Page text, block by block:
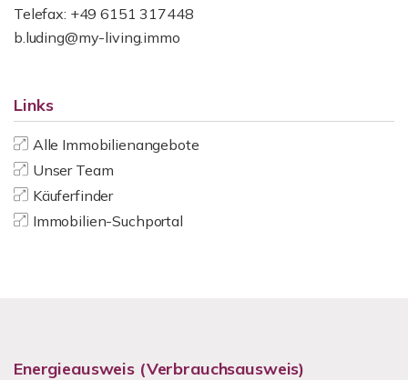
Telefax: +49 6151 317448
b.luding@my-living.immo
Links
Alle Immobilienangebote
Unser Team
Käuferfinder
Immobilien-Suchportal
Energieausweis (Verbrauchsausweis)